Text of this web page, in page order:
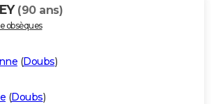
(90 ans)
obsèques
(Doubs)
(Doubs)